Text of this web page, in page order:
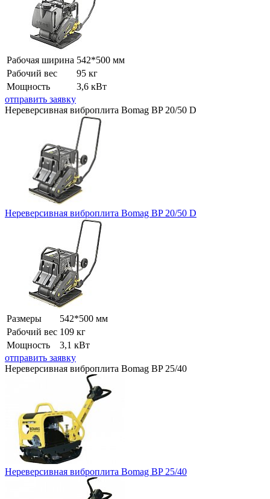
Рабочая ширина 542*500 мм
Рабочий вес
95 кг
Мощность
3,6 кВт
отправить заявку
Нереверсивная виброплита Bomag BP 20/50 D
Нереверсивная виброплита Bomag BP 20/50 D
Размеры
542*500 мм
Рабочий вес 109 кг
Мощность
3,1 кВт
отправить заявку
Нереверсивная виброплита Bomag BP 25/40
Нереверсивная виброплита Bomag BP 25/40